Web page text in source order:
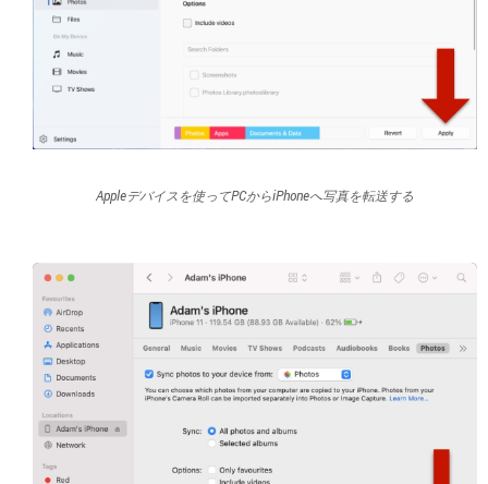
Appleデバイスを使ってPCからiPhoneへ写真を転送する